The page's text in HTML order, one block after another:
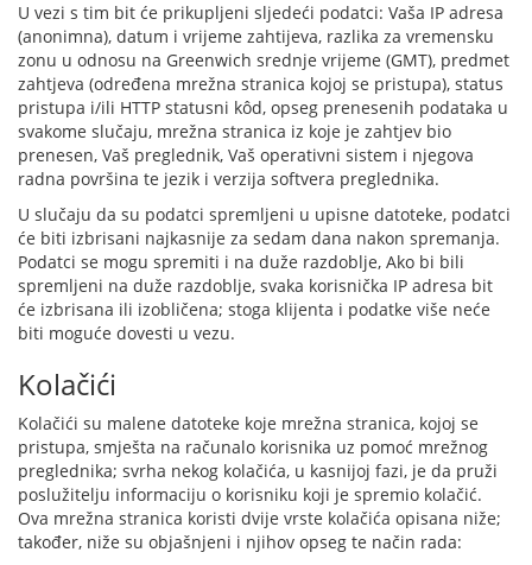
U vezi s tim bit će prikupljeni sljedeći podatci: Vaša IP adresa
(anonimna), datum i vrijeme zahtijeva, razlika za vremensku
zonu u odnosu na Greenwich srednje vrijeme (GMT), predmet
zahtjeva (određena mrežna stranica kojoj se pristupa), status
pristupa i/ili HTTP statusni kôd, opseg prenesenih podataka u
svakome slučaju, mrežna stranica iz koje je zahtjev bio
prenesen, Vaš preglednik, Vaš operativni sistem i njegova
radna površina te jezik i verzija softvera preglednika.
U slučaju da su podatci spremljeni u upisne datoteke, podatci
će biti izbrisani najkasnije za sedam dana nakon spremanja.
Podatci se mogu spremiti i na duže razdoblje, Ako bi bili
spremljeni na duže razdoblje, svaka korisnička IP adresa bit
će izbrisana ili izobličena; stoga klijenta i podatke više neće
biti moguće dovesti u vezu.
Kolačići
Kolačići su malene datoteke koje mrežna stranica, kojoj se
pristupa, smješta na računalo korisnika uz pomoć mrežnog
preglednika; svrha nekog kolačića, u kasnijoj fazi, je da pruži
poslužitelju informaciju o korisniku koji je spremio kolačić.
Ova mrežna stranica koristi dvije vrste kolačića opisana niže;
također, niže su objašnjeni i njihov opseg te način rada: